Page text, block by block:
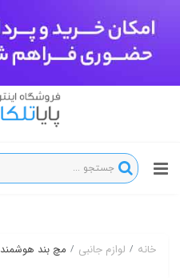
خانه لوازم جانبی مچ بند هوشمند